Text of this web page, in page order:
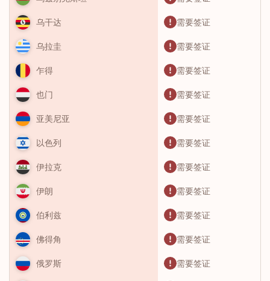
乌干达 需要签证
乌拉圭 需要签证
乍得 需要签证
也门 需要签证
亚美尼亚 需要签证
以色列 需要签证
伊拉克 需要签证
伊朗 需要签证
伯利兹 需要签证
佛得角 需要签证
俄罗斯 需要签证